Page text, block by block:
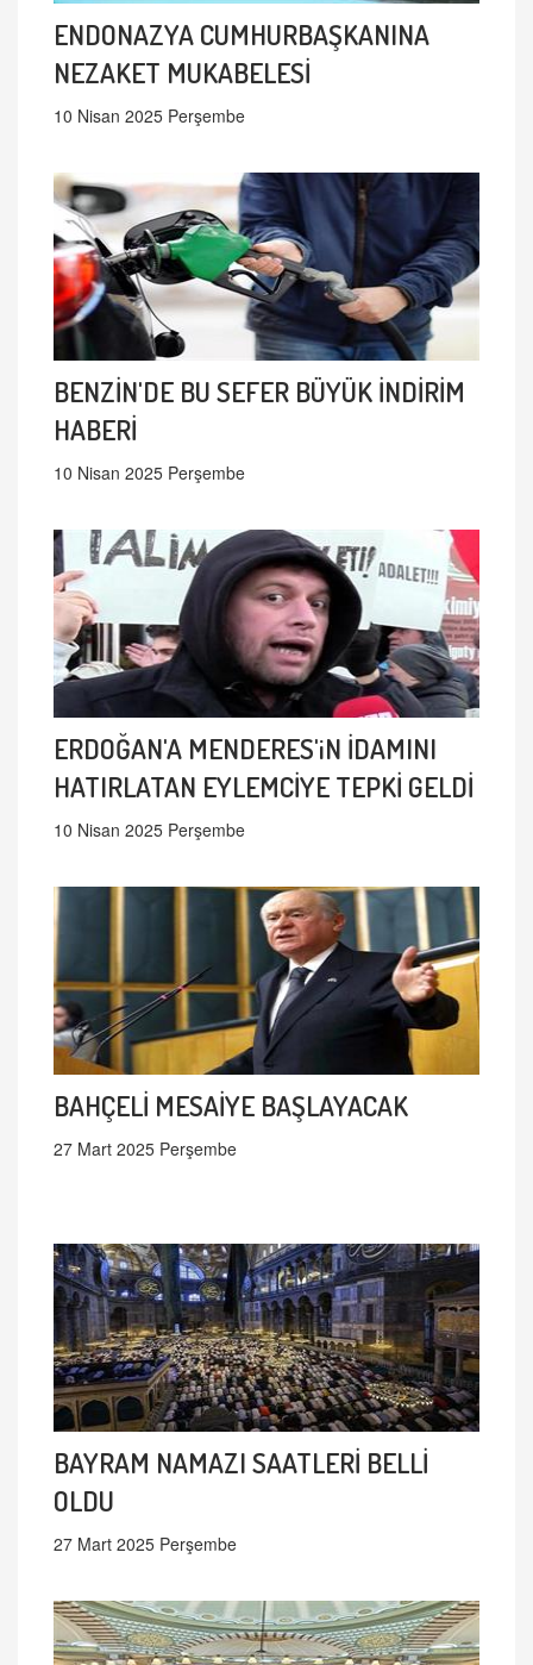
ENDONAZYA CUMHURBAŞKANINA
NEZAKET MUKABELESİ
10 Nisan 2025 Perşembe
BENZİN'DE BU SEFER BÜYÜK İNDİRİM
HABERİ
10 Nisan 2025 Perşembe
ERDOĞAN'A MENDERES'iN İDAMINI
HATIRLATAN EYLEMCİYE TEPKİ GELDİ
10 Nisan 2025 Perşembe
BAHÇELİ MESAİYE BAŞLAYACAK
27 Mart 2025 Perşembe
BAYRAM NAMAZI SAATLERİ BELLİ
OLDU
27 Mart 2025 Perşembe